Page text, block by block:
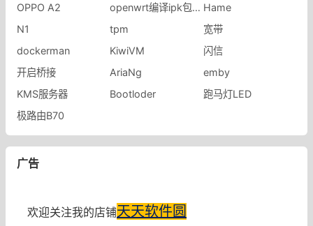
OPPO A2
openwrt编译ipk包报错 Hame
N1
tpm
宽带
dockerman
KiwiVM
闪信
开启桥接
AriaNg
emby
KMS服务器
Bootloder
跑马灯LED
极路由B70
广告
欢迎关注我的店铺天天软件圆